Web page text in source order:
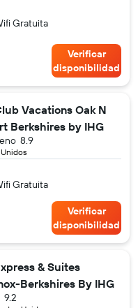
Gratuita
Verificar
disponibilidad
Vacations Oak N
Berkshires by IHG
8.9
Gratuita
Verificar
disponibilidad
& Suites
Berkshires By IHG
9.2